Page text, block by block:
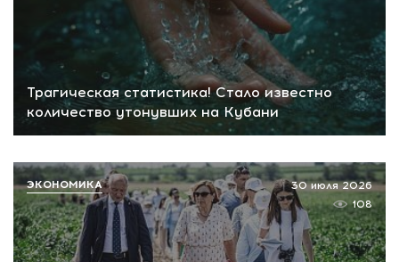
Трагическая статистика! Стало известно
количество утонувших на Кубани
30 июля 2026
108
ЭКОНОМИКА